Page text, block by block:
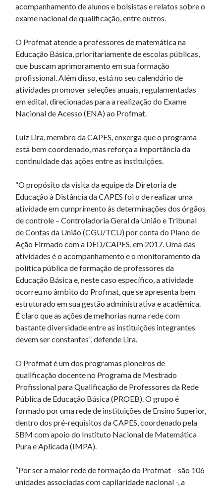
acompanhamento de alunos e bolsistas e relatos sobre o
exame nacional de qualificação, entre outros.
O Profmat atende a professores de matemática na
Educação Básica, prioritariamente de escolas públicas,
que buscam aprimoramento em sua formação
profissional. Além disso, está no seu calendário de
atividades promover seleções anuais, regulamentadas
em edital, direcionadas para a realização do Exame
Nacional de Acesso (ENA) ao Profmat.
Luiz Lira, membro da CAPES, enxerga que o programa
está bem coordenado, mas reforça a importância da
continuidade das ações entre as instituições.
“O propósito da visita da equipe da Diretoria de
Educação à Distância da CAPES foi o de realizar uma
atividade em cumprimento às determinações dos órgãos
de controle – Controladoria Geral da União e Tribunal
de Contas da União (CGU/TCU) por conta do Plano de
Ação Firmado com a DED/CAPES, em 2017. Uma das
atividades é o acompanhamento e o monitoramento da
política pública de formação de professores da
Educação Básica e, neste caso específico, a atividade
ocorreu no âmbito do Profmat, que se apresenta bem
estruturado em sua gestão administrativa e acadêmica.
É claro que as ações de melhorias numa rede com
bastante diversidade entre as instituições integrantes
devem ser constantes”, defende Lira.
O Profmat é um dos programas pioneiros de
qualificação docente no Programa de Mestrado
Profissional para Qualificação de Professores da Rede
Pública de Educação Básica (PROEB). O grupo é
formado por uma rede de instituições de Ensino Superior,
dentro dos pré-requisitos da CAPES, coordenado pela
SBM com apoio do Instituto Nacional de Matemática
Pura e Aplicada (IMPA).
“Por ser a maior rede de formação do Profmat – são 106
unidades associadas com capilaridade nacional -, a